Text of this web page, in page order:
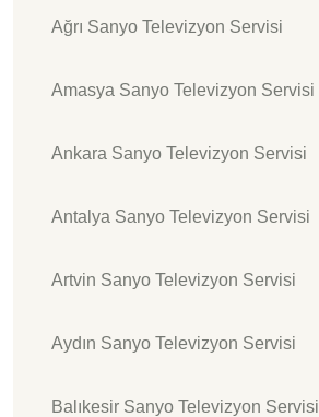
Ağrı Sanyo Televizyon Servisi
Amasya Sanyo Televizyon Servisi
Ankara Sanyo Televizyon Servisi
Antalya Sanyo Televizyon Servisi
Artvin Sanyo Televizyon Servisi
Aydın Sanyo Televizyon Servisi
Balıkesir Sanyo Televizyon Servisi